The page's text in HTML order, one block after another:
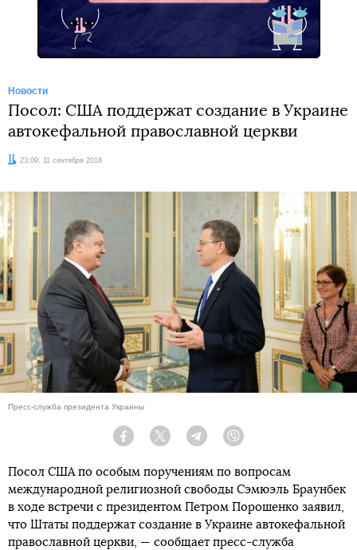
Новости
Посол: США поддержат создание в Украине
автокефальной православной церкви
Дата:23:09, 11 сентября 2018
Пресс-служба президента Украины
Facebook Twitter Telegram
Посол США по особым поручениям по вопросам
международной религиозной свободы Сэмюэль Браунбек
в ходе встречи с президентом Петром Порошенко заявил,
что Штаты поддержат создание в Украине автокефальной
православной церкви, — сообщает пресс-служба